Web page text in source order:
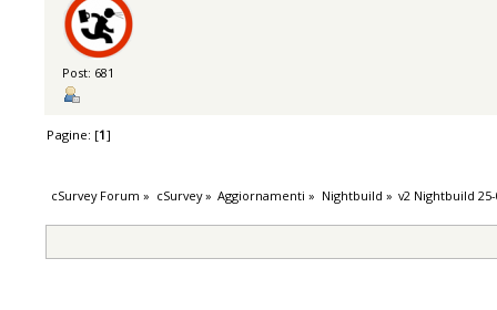
Post: 681
Pagine: [1]
cSurvey Forum » cSurvey» Aggiornamenti » Nightbuild » v2 Nightbuild